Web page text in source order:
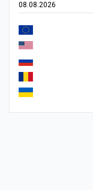
08.08.2026